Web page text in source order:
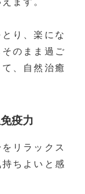
り、楽にな
のまま過ご
、自然治癒
疫力
リラックス
ちよいと感